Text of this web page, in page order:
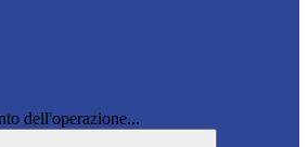
dell'operazione...